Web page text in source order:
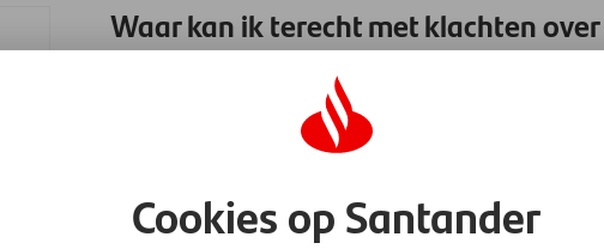
Waar kan ik terecht met klachten
weten door een e-mail te sturen naar
en of uw privacy inderdaad geschonden is. Wilt u meer
website. U vindt daar onze privacyverklaring. (
Cookies op Santander